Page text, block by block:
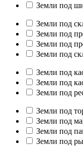
Земли под
Земли под
Земли под
Земли под
Земли под
Земли под
Земли под
Земли под
Земли под
Земли под
Земли под
Земли под